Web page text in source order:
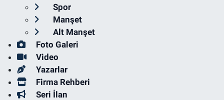
Spor
Manşet
Alt Manşet
Foto Galeri
Video
Yazarlar
Firma Rehberi
Seri İlan